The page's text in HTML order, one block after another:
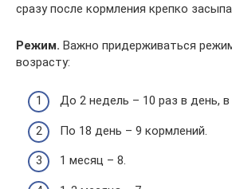
сразу после кормления крепко
Режим. Важно придерживаться
возрасту:
До 2 недель – 10 раз в день,
По 18 день – 9 кормлений.
1 месяц – 8.